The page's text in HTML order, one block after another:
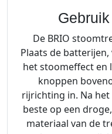
De BRIO
Plaats de
het stoomeffect en
knoppen
rijrichting in. Na
beste op een
materiaal van de